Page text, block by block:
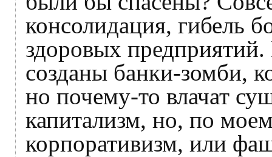
консолидация, гибель
здоровых
созданы банки-зомби,
но почему-то влачат
капитализм, но, по
корпоративизм, или